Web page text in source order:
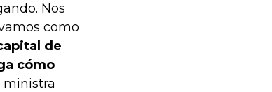
Nos
como
de
cómo
ministra